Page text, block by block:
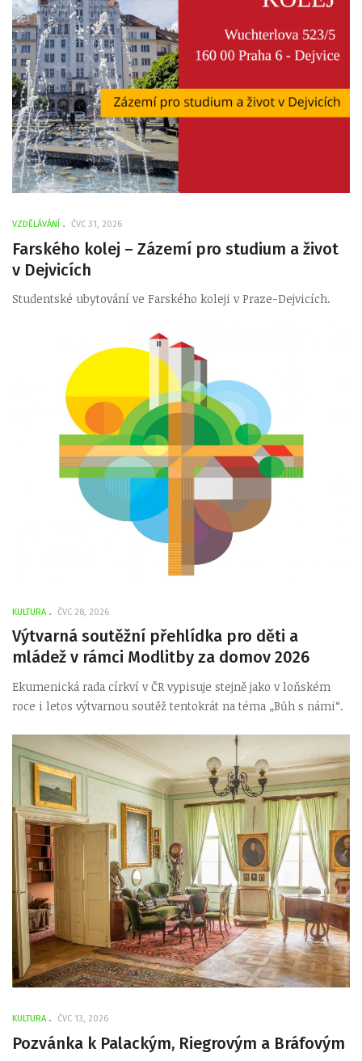
VZDĚLÁVÁNÍ ČVC 31, 2026
Farského kolej – Zázemí pro studium a život
v Dejvicích
Studentské ubytování ve Farského koleji v Praze-Dejvicích.
KULTURA ČVC 28, 2026
Výtvarná soutěžní přehlídka pro děti a
mládež v rámci Modlitby za domov 2026
Ekumenická rada církví v ČR vypisuje stejně jako v loňském
roce i letos výtvarnou soutěž tentokrát na téma „Bůh s námi“.
KULTURA ČVC 13, 2026
Pozvánka k Palackým, Riegrovým a Bráfovým